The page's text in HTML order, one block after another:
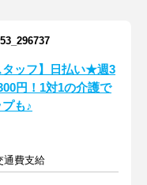
タッフ】日払い★週3
円！1対1の介護で
も♪
通費支給